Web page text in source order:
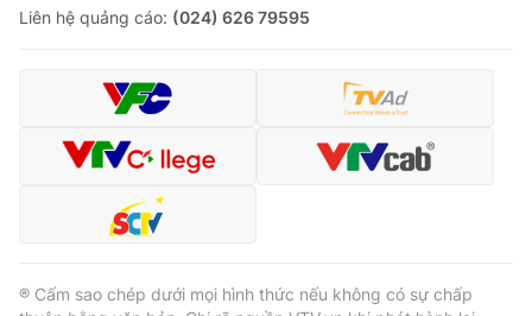
Liên hệ quảng cáo: (024) 626 79595
® Cấm sao chép dưới mọi hình thức nếu không có sự chấp